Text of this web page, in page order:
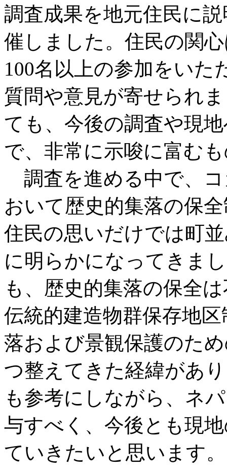
調査成果を地元住民に
催しました。住民の関
100名以上の参加をいた
質問や意見が寄せられ
ても、今後の調査や現
で、非常に示唆に富む
調査を進める中で、
おいて歴史的集落の保
住民の思いだけでは町
に明らかになってきま
も、歴史的集落の保全
伝統的建造物群保存地
落および景観保護のた
つ整えてきた経緯があ
も参考にしながら、ネ
与すべく、今後とも現
ていきたいと思います。